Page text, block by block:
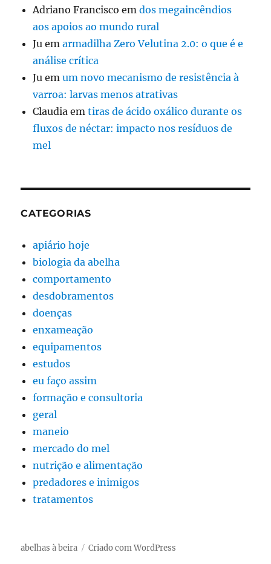
Adriano Francisco emdos megaincêndios
aos apoios ao mundo rural
Ju emarmadilha Zero Velutina 2.0: o que é e
análise crítica
Ju emum novo mecanismo de resistência à
varroa: larvas menos atrativas
Claudia emtiras de ácido oxálico durante os
fluxos de néctar: impacto nos resíduos de
mel
CATEGORIAS
apiário hoje
biologia da abelha
comportamento
desdobramentos
doenças
enxameação
equipamentos
estudos
eu faço assim
formação e consultoria
geral
maneio
mercado do mel
nutrição e alimentação
predadores e inimigos
tratamentos
abelhas à beira Criado com WordPress